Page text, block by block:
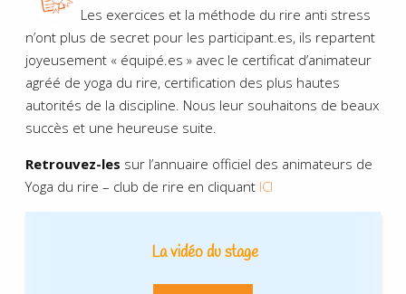
Les exercices et la méthode du rire anti stress
n’ont plus de secret pour les participant.es, ils repartent
joyeusement « équipé.es » avec le certificat d’animateur
agréé de yoga du rire, certification des plus hautes
autorités de la discipline. Nous leur souhaitons de beaux
succès et une heureuse suite.
Retrouvez-les sur l’annuaire officiel des animateurs de
Yoga du rire – club de rire en cliquantICI
.La vidéo du stage